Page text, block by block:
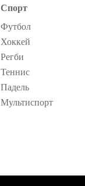
Спорт
Футбол
Хоккей
Регби
Теннис
Падель
Мультиспорт